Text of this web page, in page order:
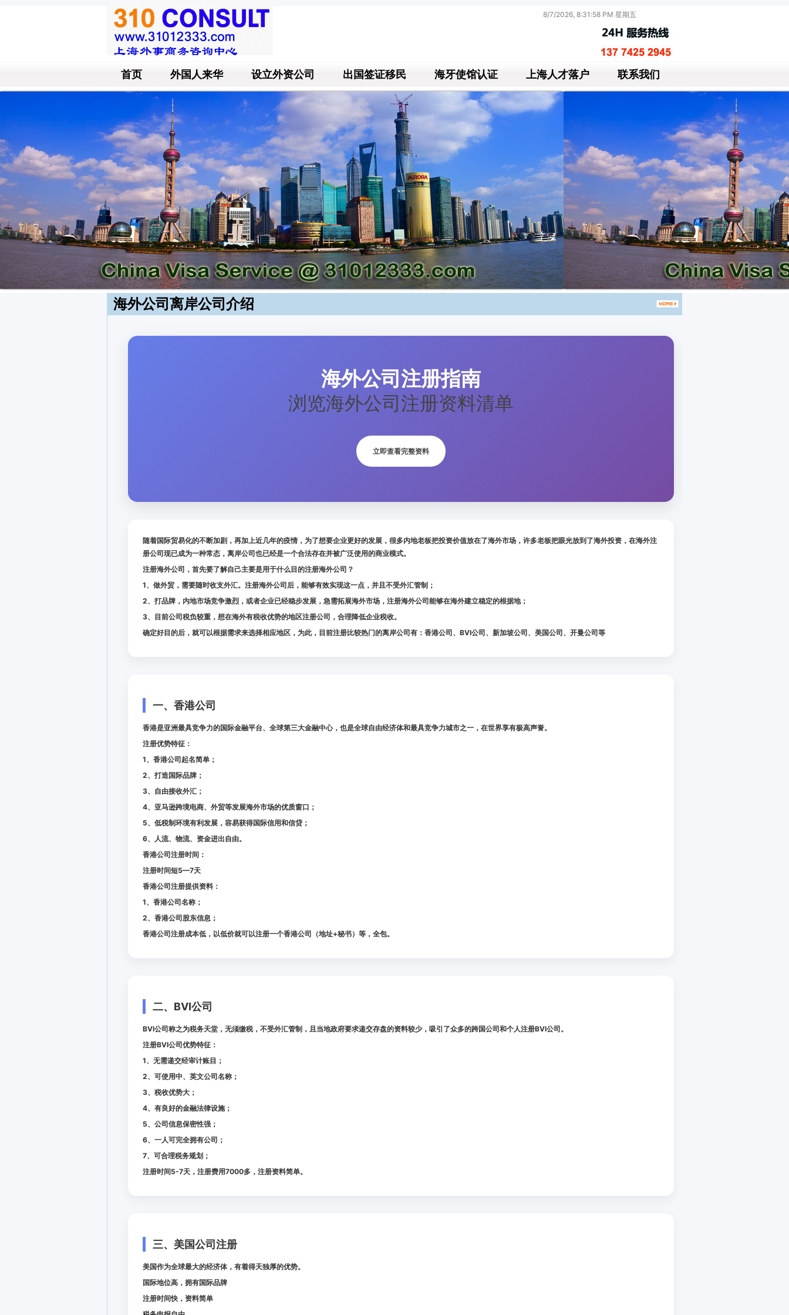
首页 外国人来华 设立外资公司 出国签证移民 海牙使馆认证 上海人才落户 联系我们
8/7/2026, 8:31:59 PM 星期五
海外公司离岸公司介绍
海外公司注册指南
浏览海外公司注册资料清单
立即查看完整资料
随着国际贸易化的不断加剧，再加上近几年的疫情，为了想要企业更好的发展，很多内地老板把投资价值放在了海外市场，许多老板把眼光放到了海外投资，在海外注
册公司现已成为一种常态，离岸公司也已经是一个合法存在并被广泛使用的商业模式。
注册海外公司，首先要了解自己主要是用于什么目的注册海外公司？
1、做外贸，需要随时收支外汇。注册海外公司后，能够有效实现这一点，并且不受外汇管制；
2、打品牌，内地市场竞争激烈，或者企业已经稳步发展，急需拓展海外市场，注册海外公司能够在海外建立稳定的根据地；
3、目前公司税负较重，想在海外有税收优势的地区注册公司，合理降低企业税收。
确定好目的后，就可以根据需求来选择相应地区，为此，目前注册比较热门的离岸公司有：香港公司、BVI公司、新加坡公司、美国公司、开曼公司等
一、香港公司
香港是亚洲最具竞争力的国际金融平台、全球第三大金融中心，也是全球自由经济体和最具竞争力城市之一，在世界享有极高声誉。
注册优势特征：
1、香港公司起名简单；
2、打造国际品牌；
3、自由接收外汇；
4、亚马逊跨境电商、外贸等发展海外市场的优质窗口；
5、低税制环境有利发展，容易获得国际信用和信贷；
6、人流、物流、资金进出自由。
香港公司注册时间：
注册时间短5—7天
香港公司注册提供资料：
1、香港公司名称；
2、香港公司股东信息；
香港公司注册成本低，以低价就可以注册一个香港公司（地址+秘书）等，全包。
二、BVI公司
BVI公司称之为税务天堂，无须缴税，不受外汇管制，且当地政府要求递交存盘的资料较少，吸引了众多的跨国公司和个人注册BVI公司。
注册BVI公司优势特征：
1、无需递交经审计账目；
2、可使用中、英文公司名称；
3、税收优势大；
4、有良好的金融法律设施；
5、公司信息保密性强；
6、一人可完全拥有公司；
7、可合理税务规划；
注册时间5-7天，注册费用7000多，注册资料简单。
三、美国公司注册
美国作为全球最大的经济体，有着得天独厚的优势。
国际地位高，拥有国际品牌
注册时间快，资料简单